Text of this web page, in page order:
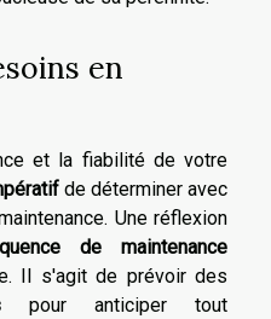
en
et la fiabilité de votre
de déterminer avec
Une réflexion
de maintenance
Il s'agit de prévoir des
pour anticiper tout